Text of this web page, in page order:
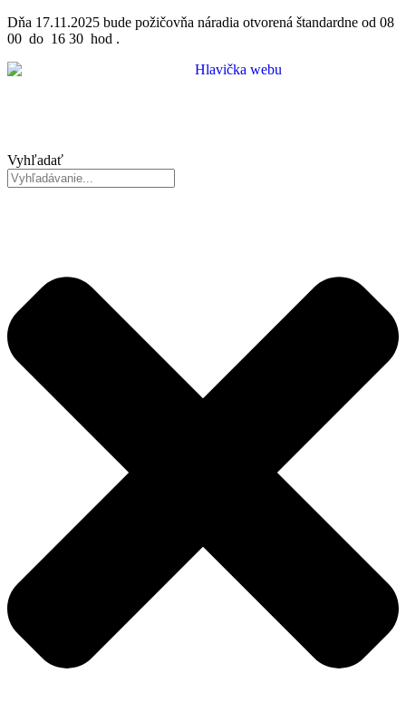
Preskočiť
na
Dňa 17.11.2025 bude požičovňa náradia otvorená štandardne od 08
00 do 16 30 hod .
Vyhľadať